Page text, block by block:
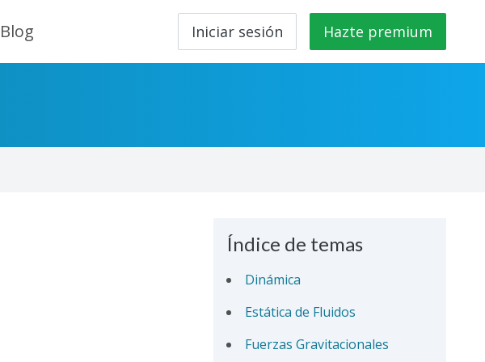
Blog Iniciar sesión Hazte premium
Índice de temas
Dinámica
Estática de Fluidos
Fuerzas Gravitacionales